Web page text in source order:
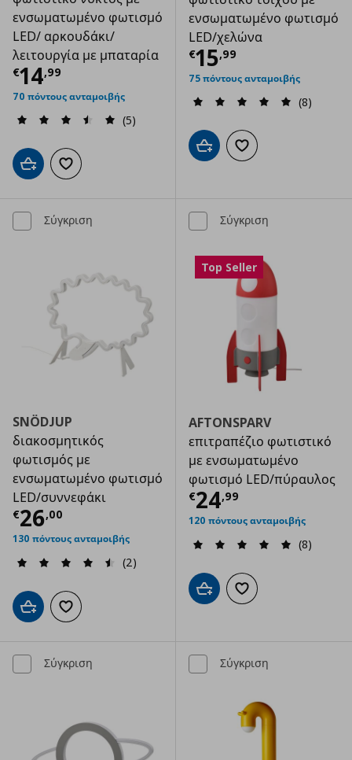
ενσωματωμένο φωτισμό
LED/ αρκουδάκι/
λειτουργία με μπαταρία
€14,99
Τρέχουσα τιμή € 14,99
70 πόντους ανταμοιβής
(5)
Προσθήκη στο καλάθι
Προσθήκη στα αγαπημένα
ενσωματωμένο φωτισμό
LED/χελώνα
€15,99
Τρέχουσα
75 πόντους ανταμοιβής
(8)
Προσθήκη στο καλάθι
Προσθήκη στα
Σύγκριση
SNÖDJUP
διακοσμητικός
φωτισμός με
ενσωματωμένο φωτισμό
LED/συννεφάκι
€26,00
Τρέχουσα τιμή € 26,00
130 πόντους ανταμοιβής
(2)
Προσθήκη στο καλάθι
Προσθήκη στα αγαπημένα
Σύγκριση
Top Seller
AFTONSPARV
επιτραπέζιο φωτιστικό
με ενσωματωμένο
φωτισμό LED/πύραυλος
€24,99
Τρέχουσα
120 πόντους ανταμοιβής
(8)
Προσθήκη στο καλάθι
Προσθήκη στα
Σύγκριση Σύγκριση